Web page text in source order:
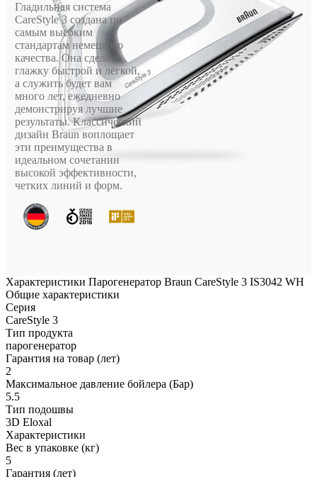
Гладильная система
CareStyle 3 создана по
самым высоким
стандартам немецкого
качества. Она сделает
глажку быстрой и лёгкой,
а служить будет вам
много лет, ежедневно
демонстрируя лучшие
результаты. Классический
дизайн Braun воплощает
эти преимущества в
идеальном сочетании
высокой эффективности,
четких линий и форм.
Характеристики Парогенератор Braun CareStyle 3 IS3042 WH
Общие характеристики
Серия
CareStyle 3
Тип продукта
парогенератор
Гарантия на товар (лет)
2
Максимальное давление бойлера (Бар)
5.5
Тип подошвы
3D Eloxal
Характеристики
Вес в упаковке (кг)
5
Гарантия (лет)